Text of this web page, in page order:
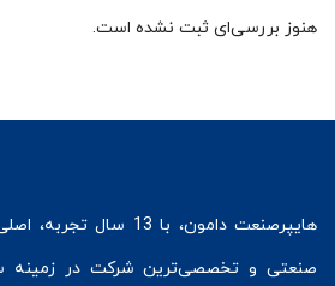
هنوز بررسی‌ای ثبت نشده است.
هایپرصنعت
دامون، با 13 سال
صنعتی و تخصصی‌ترین شرکت در زمینه